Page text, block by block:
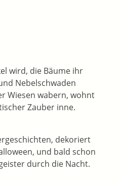
wird, die Bäume ihr
Nebelschwaden
Wiesen wabern, wohnt
Zauber inne.
dekoriert
und bald schon
durch die Nacht.